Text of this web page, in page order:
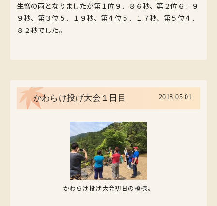
生憎の雨となりましたが第１位９．８６秒、第２位６．９
９秒、第３位５．１９秒、第４位５．１７秒、第５位４．
８２秒でした。
かわらけ投げ大会１日目 2018.05.01
かわらけ投げ大会初日の模様。